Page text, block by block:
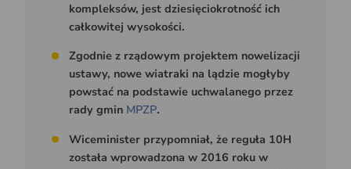
kompleksów, jest dziesięciokrotność ich
całkowitej wysokości.
Zgodnie z rządowym projektem nowelizacji
ustawy, nowe wiatraki na lądzie mogłyby
powstać na podstawie uchwalanego przez
rady gmin MPZP.
Wiceminister przypomniał, że reguła 10H
została wprowadzona w 2016 roku w